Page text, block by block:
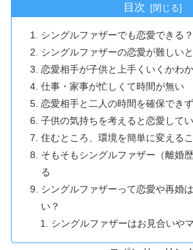
目次
シングルファザーでも恋愛できる？
シングルファザーの恋愛が難しい
恋愛相手が子供と上手くいくかわ
仕事・家事が忙しくて時間が無い
恋愛相手と二人の時間を確保でき
子供の気持ちを考えると恋愛して
住むところ、環境を簡単に変える
そもそもシングルファザー（離婚
る
シングルファザーって恋愛や再婚
い？
シングルファザーはお見合いや